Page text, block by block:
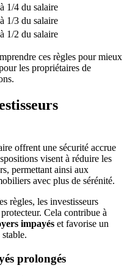
1/4 du salaire
1/3 du salaire
1/2 du salaire
ces règles pour mieux
les propriétaires de
offrent une sécurité accrue
visent à réduire les
permettant ainsi aux
avec plus de sérénité.
règles, les investisseurs
Cela contribue à
impayés et favorise un
prolongés